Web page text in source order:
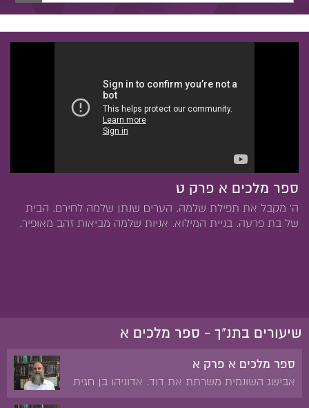
ספר מלכים א פרק ט
ה' מקבל את תפילת שלמה. הערים שנתן שלמה לחירם. הבית
של בת פרעה. בניית המילוא. אניות שלמה מביאות זהב מאופיר.
שיעורים בתנ"ך - ספר מלכים א
ספר מלכים א פרק א
אבישג השונמית משרתת את דוד. אדוניהו בן חגית